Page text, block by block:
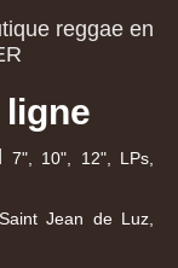
7", 10", 12", LPs,
Jean de Luz,